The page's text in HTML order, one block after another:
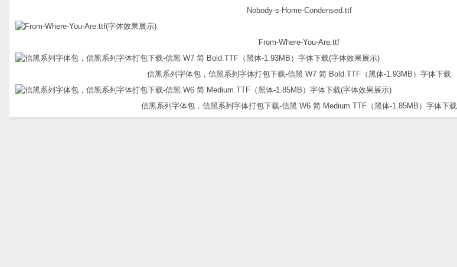
Nobody-s-Home-Condensed.ttf
From-Where-You-Are.ttf
信黑系列字体包，信黑系列字体打包下载-信黑 W7 简 Bold.TTF（黑体-1.93MB）字体下载
信黑系列字体包，信黑系列字体打包下载-信黑 W6 简 Medium.TTF（黑体-1.85MB）字体下载